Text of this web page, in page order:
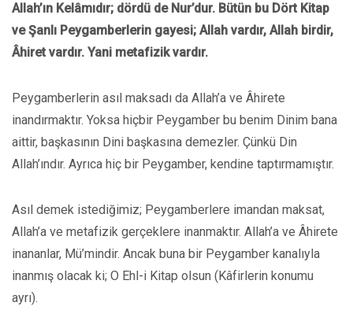
Allah’ın Kelâmıdır; dördü de Nur’dur. Bütün bu Dört Kitap
ve Şanlı Peygamberlerin gayesi; Allah vardır, Allah birdir,
Âhiret vardır. Yani metafizik vardır.
Peygamberlerin asıl maksadı da Allah’a ve Âhirete
inandırmaktır. Yoksa hiçbir Peygamber bu benim Dinim bana
aittir, başkasının Dini başkasına demezler. Çünkü Din
Allah’ındır. Ayrıca hiç bir Peygamber, kendine taptırmamıştır.
Asıl demek istediğimiz; Peygamberlere imandan maksat,
Allah’a ve metafizik gerçeklere inanmaktır. Allah’a ve Âhirete
inananlar, Mü’mindir. Ancak buna bir Peygamber kanalıyla
inanmış olacak ki; O Ehl-i Kitap olsun (Kâfirlerin konumu
ayrı).